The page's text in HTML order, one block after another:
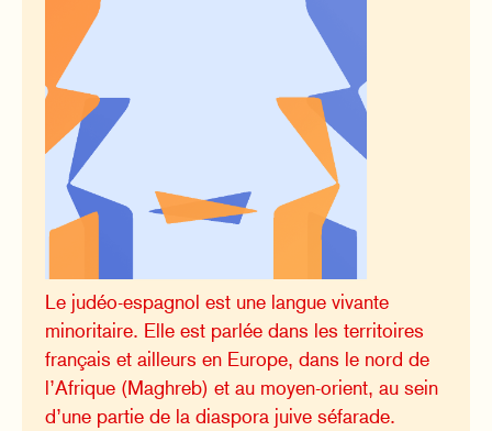
Le judéo-espagnol est une langue vivante
minoritaire. Elle est parlée dans les territoires
français et ailleurs en Europe, dans le nord de
l’Afrique (Maghreb) et au moyen-orient, au sein
d’une partie de la diaspora juive séfarade.